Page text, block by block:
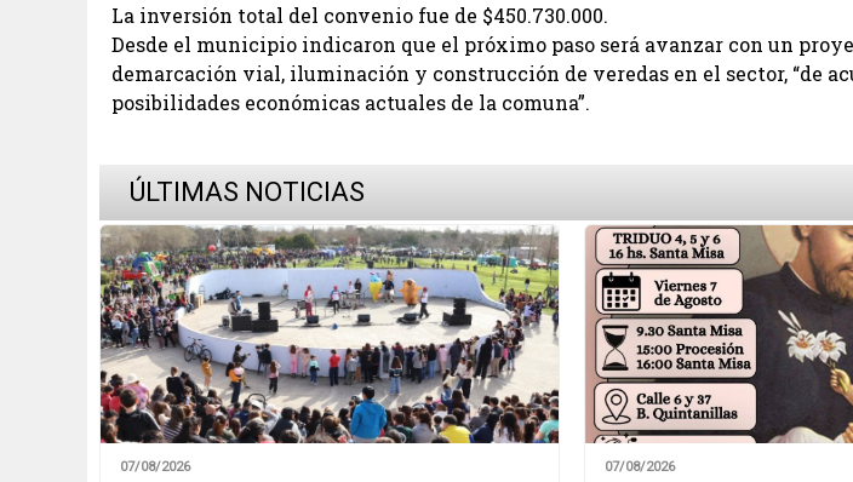
La inversión total del convenio fue de $450.730.000.
Desde el municipio indicaron que el próximo paso será avanzar con un
demarcación vial, iluminación y construcción de veredas en el sector, “de
posibilidades económicas actuales de la comuna”.
ÚLTIMAS NOTICIAS
07/08/2026 07/08/2026